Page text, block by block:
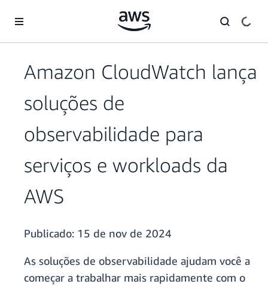
Pular para o conteúdo principal
Amazon CloudWatch lança
soluções de
observabilidade para
serviços e workloads da
AWS
Publicado: 15 de nov de 2024
As soluções de observabilidade ajudam você a
começar a trabalhar mais rapidamente com o